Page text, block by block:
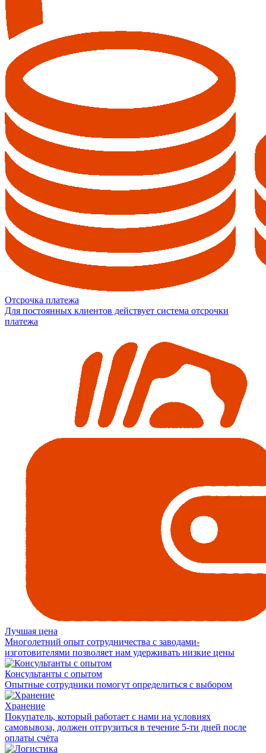
Отсрочка платежа
Для постоянных клиентов действует система отсрочки
платежа
Лучшая цена
Многолетний опыт сотрудничества с заводами-
изготовителями позволяет нам удерживать низкие цены
Консультанты с опытом
Опытные сотрудники помогут определиться с выбором
Хранение
Покупатель, который работает с нами на условиях
самовывоза, должен отгрузиться в течение 5-ти дней после
оплаты счёта